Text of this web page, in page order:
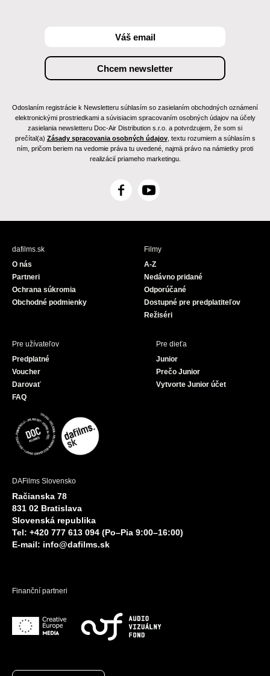
Odoslaním registrácie k Newsletteru súhlasím so zasielaním obchodných oznámení
elektronickými prostriedkami a súvisiacim spracovaním osobných údajov na účely
zasielania newsletteru Doc-Air Distribution s.r.o. a potvrdzujem, že som si
prečítal(a) Zásady spracovania osobných údajov, textu rozumiem a súhlasím s
ním, pričom beriem na vedomie práva tu uvedené, najmä právo na námietky proti
realizácií priameho marketingu.
F
c
Y
u
e
dafilms.sk
O nás
Partneri
Ochrana súkromia
Obchodné podmienky
Filmy
A-Z
Nedávno pridané
Odporúčané
Dostupné pre predplatiteľov
Režiséri
Pre užívateľov
Predplatné
Voucher
Darovať
FAQ
Pre dieťa
Junior
Prečo Junior
Vytvorte Junior účet
DAFilms Slovensko
Račianska 78
831 02 Bratislava
Slovenská republika
Tel: +420 777 613 094 (Po–Pia 9:00–16:00)
E-mail: info@dafilms.sk
Finanční partneri